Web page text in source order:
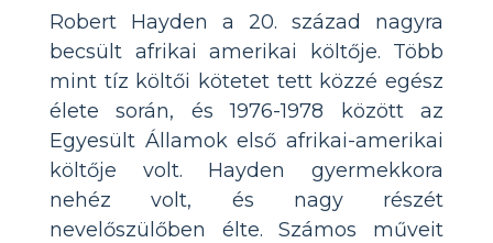
Robert Hayden a 20. század nagyra
becsült afrikai amerikai költője. Több
mint tíz költői kötetet tett közzé egész
élete során, és 1976-1978 között az
Egyesült Államok első afrikai-amerikai
költője volt. Hayden gyermekkora
nehéz volt, és nagy részét
nevelőszülőben élte. Számos műveit